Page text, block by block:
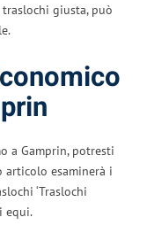
traslochi giusta, può
a Gamprin, potresti
articolo esaminerà i
‘Traslochi
equi.